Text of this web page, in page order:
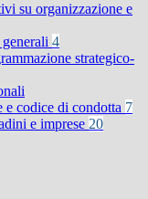
su organizzazione e
4
strategico-
codice di condotta 7
e imprese 20